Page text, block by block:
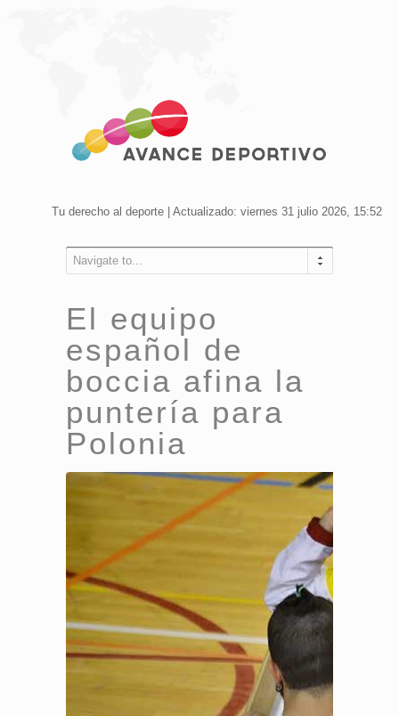
Tu derecho al deporte | Actualizado: viernes 31 julio 2026, 15:52
Navigate to...
El equipo
español de
boccia afina la
puntería para
Polonia